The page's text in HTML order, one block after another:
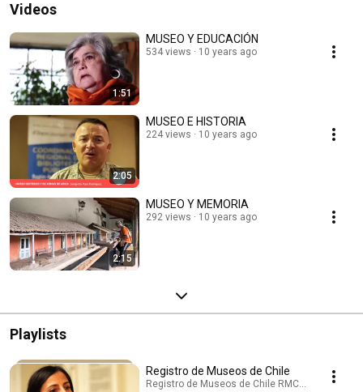
Videos
1:51
MUSEO Y EDUCACIÓN
534 views 10 years ago
2:05
MUSEO E HISTORIA
224 views 10 years ago
2:15
MUSEO Y MEMORIA
292 views 10 years ago
Playlists
Registro de Museos de Chile
Registro de Museos de Chile RMC · Playlist